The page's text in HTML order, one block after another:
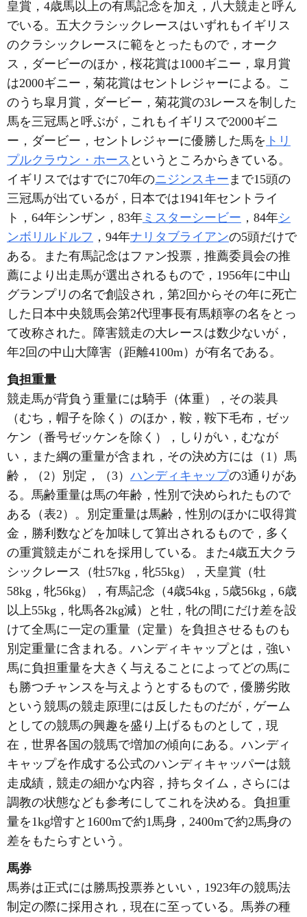
皇賞，4歳馬以上の有馬記念を加え，八大競走と呼ん
でいる。五大クラシックレースはいずれもイギリス
のクラシックレースに範をとったもので，オーク
ス，ダービーのほか，桜花賞は1000ギニー，皐月賞
は2000ギニー，菊花賞はセントレジャーによる。こ
のうち皐月賞，ダービー，菊花賞の3レースを制した
馬を三冠馬と呼ぶが，これもイギリスで2000ギニ
ー，ダービー，セントレジャーに優勝した馬を トリ
プルクラウン・ホース というところからきている。
イギリスではすでに70年のニジンスキー まで15頭の
三冠馬が出ているが，日本では1941年セントライ
ト，64年シンザン，83年 ミスターシービー ，84年シ
ンボリルドルフ ，94年ナリタブライアンの5頭だけで
ある。また有馬記念はファン投票，推薦委員会の推
薦により出走馬が選出されるもので，1956年に中山
グランプリの名で創設され，第2回からその年に死亡
した日本中央競馬会第2代理事長有馬頼寧の名をとっ
て改称された。障害競走の大レースは数少ないが，
年2回の中山大障害（距離4100m）が有名である。
負担重量
競走馬が背負う重量には騎手（体重），その装具
（むち，帽子を除く）のほか，鞍，鞍下毛布，ゼッ
ケン（番号ゼッケンを除く），しりがい，むなが
い，また綱の重量が含まれ，その決め方には（1）馬
齢，（2）別定，（3） ハンディキャップの3通りがあ
る。馬齢重量は馬の年齢，性別で決められたもので
ある（表2）。別定重量は馬齢，性別のほかに収得賞
金，勝利数などを加味して算出されるもので，多く
の重賞競走がこれを採用している。また4歳五大クラ
シックレース（牡57kg，牝55kg），天皇賞（牡
58kg，牝56kg），有馬記念（4歳54kg，5歳56kg，6歳
以上55kg，牝馬各2kg減）と牡，牝の間にだけ差を設
けて全馬に一定の重量（定量）を負担させるものも
別定重量に含まれる。ハンディキャップとは，強い
馬に負担重量を大きく与えることによってどの馬に
も勝つチャンスを与えようとするもので，優勝劣敗
という競馬の競走原理には反したものだが，ゲーム
としての競馬の興趣を盛り上げるものとして，現
在，世界各国の競馬で増加の傾向にある。ハンディ
キャップを作成する公式のハンディキャッパーは競
走成績，競走の細かな内容，持ちタイム，さらには
調教の状態なども参考にしてこれを決める。負担重
量を1kg増すと1600mで約1馬身，2400mで約2馬身の
差をもたらすという。
馬券
馬券は正式には勝馬投票券といい，1923年の競馬法
制定の際に採用され，現在に至っている。馬券の種